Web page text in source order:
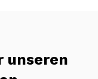
unseren